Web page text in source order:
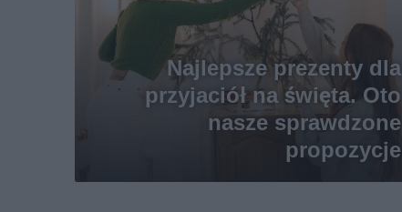
Najlepsze prezenty dla
przyjaciół na święta. Oto
nasze sprawdzone
propozycje